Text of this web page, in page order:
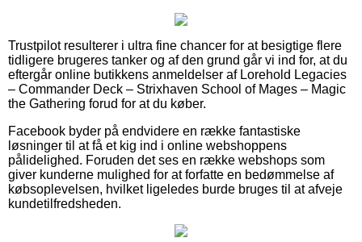
Trustpilot resulterer i ultra fine chancer for at besigtige flere
tidligere brugeres tanker og af den grund går vi ind for, at du
eftergår online butikkens anmeldelser af Lorehold Legacies
– Commander Deck – Strixhaven School of Mages – Magic
the Gathering forud for at du køber.
Facebook byder på endvidere en række fantastiske
løsninger til at få et kig ind i online webshoppens
pålidelighed. Foruden det ses en række webshops som
giver kunderne mulighed for at forfatte en bedømmelse af
købsoplevelsen, hvilket ligeledes burde bruges til at afveje
kundetilfredsheden.